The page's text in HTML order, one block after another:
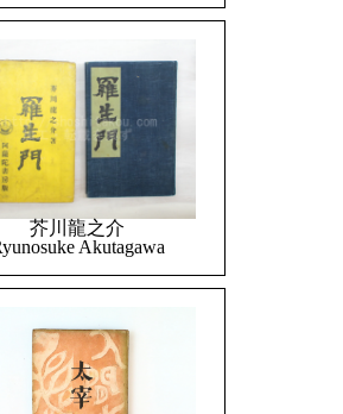
芥川龍之介
Akutagawa